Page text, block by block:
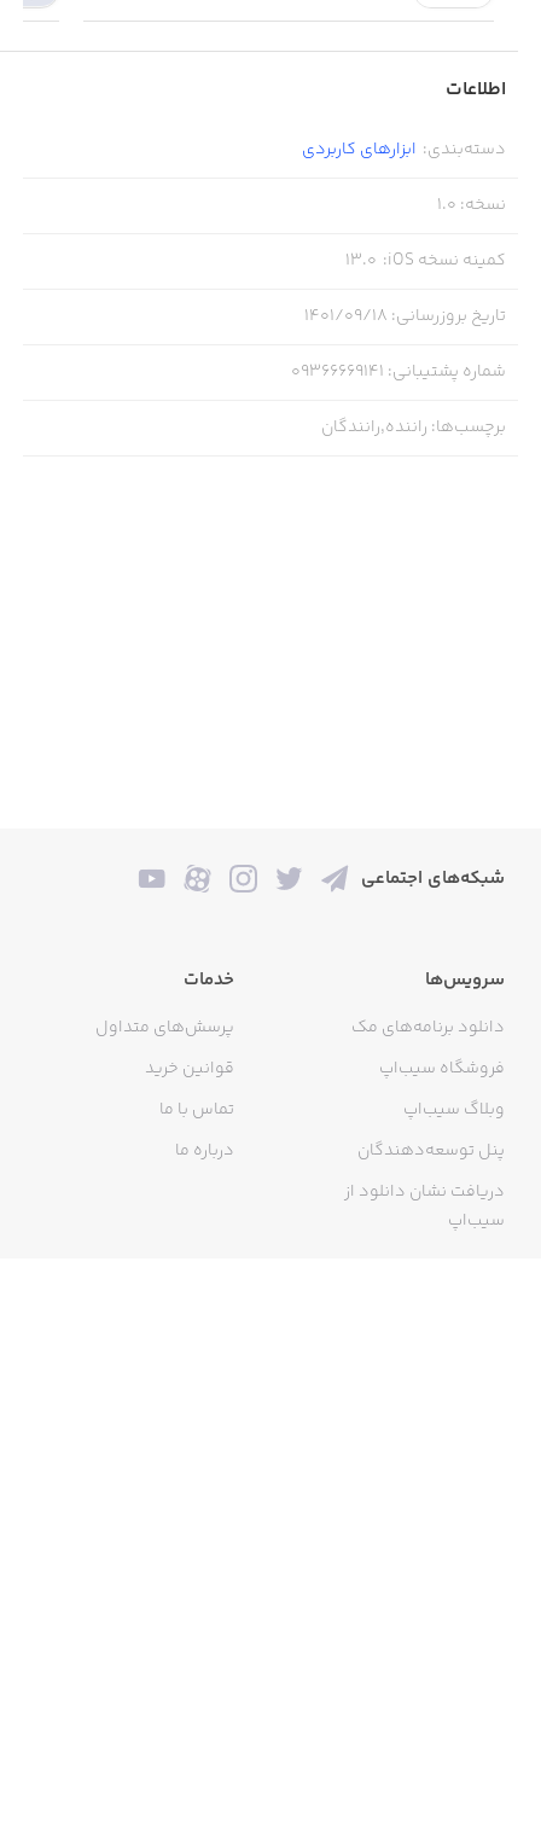
اطلاعات
دسته‌بندی: ابزار‌های کاربردی
نسخه:
1.0
کمینه نسخه iOS :
13.0
تاریخ بروزرسانی: ۱۴۰۱/۰۹/۱۸
شماره پشتیبانی:
09366669141
برچسب‌ها: راننده,رانندگان
شبکه‌های اجتماعی
سرویس‌ها
دانلود برنامه‌های مک
فروشگاه سیب‌اپ
وبلاگ سیب‌اپ
پنل توسعه‌دهندگان
دریافت نشان دانلود از
سیب‌اپ
خدمات
پرسش‌های متداول
قوانین خرید
تماس با ما
درباره ما